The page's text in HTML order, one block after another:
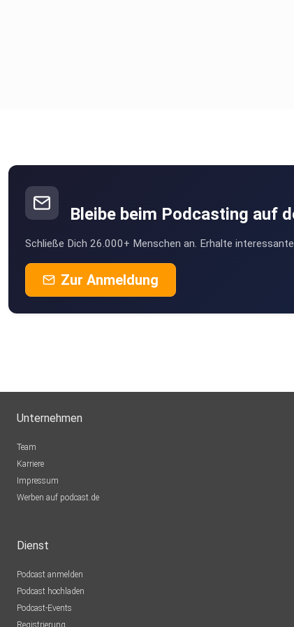
Bleibe beim Podcasting auf
Schließe Dich 26.000+ Menschen an. Erhalte
Zur Anmeldung
Unternehmen
Team
Karriere
Impressum
Werben auf podcast.de
Dienst
Podcast anmelden
Podcast hochladen
Podcast-Events
Registrierung